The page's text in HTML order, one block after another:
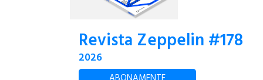
Revista Zeppelin #178
2026